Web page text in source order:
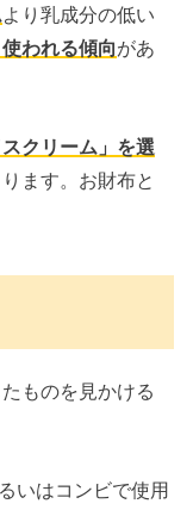
より乳成分の低い
われる傾向があ
クリーム」を選
ます。お財布と
たものを見かける
るいはコンビで使用